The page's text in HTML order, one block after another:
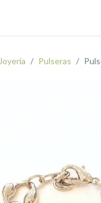
Joyería Pulseras